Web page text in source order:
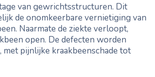
van gewrichtsstructuren. Dit
de onomkeerbare vernietiging van
Naarmate de ziekte verloopt,
open. De defecten worden
pijnlijke kraakbeenschade tot